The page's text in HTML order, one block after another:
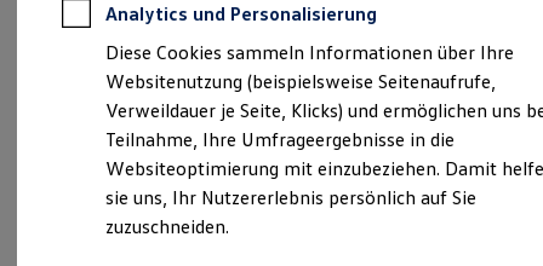
Kfz-Versicherung
Restschuldversicherungen
Garantien
Wartungsverträge
Geschäftskunden
Professional Class bei Volkswagen
Großkunden
Behörden
Direktkunden
Sonderfahrzeuge
Anpfiff zum Gewinn
Verantwortlich für die Inhalte auf dieser Seite ist die Richard Stein
GmbH & Co. KG. (Impressum & Rechtliches)
Luisenstraße 92 - 98, 53721 Siegburg
Analytics und Personalisierung
Diese Cookies sammeln Informationen über Ihre
Websitenutzung (beispielsweise Seitenaufrufe,
Verweildauer je Seite, Klicks) und ermöglichen uns
Teilnahme, Ihre Umfrageergebnisse in die
Websiteoptimierung mit einzubeziehen. Damit
sie uns, Ihr Nutzererlebnis persönlich auf Sie
zuzuschneiden.